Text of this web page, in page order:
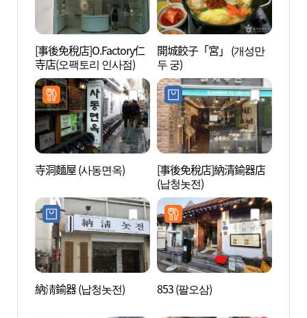
[事後免稅店]O.Factory仁
寺店(오팩토리 인사점)
開城餃子「宮」 (개성만
두 궁)
寺洞麵屋 (사동면옥)
[事後免稅店]納清鍮器店
(납청놋전)
納淸鍮器 (납청놋전) 853 (팔오삼)